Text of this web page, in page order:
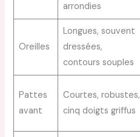
arrondies
Oreilles
Longues, souvent
dressées,
contours souples
Pattes
avant
Courtes, robustes,
cinq doigts griffus